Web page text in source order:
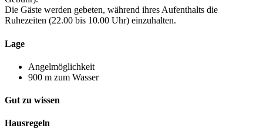
Die Gäste werden gebeten, während ihres Aufenthalts die
Ruhezeiten (22.00 bis 10.00 Uhr) einzuhalten.
Lage
Angelmöglichkeit
900 m zum Wasser
Gut zu wissen
Hausregeln